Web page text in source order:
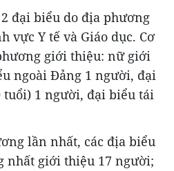
đại biểu do địa phương
vực Y tế và Giáo dục. Cơ
giới thiệu: nữ giới
ngoài Đảng 1 người, đại
1 người, đại biểu tái
lần nhất, các địa biểu
nhất giới thiệu 17 người;